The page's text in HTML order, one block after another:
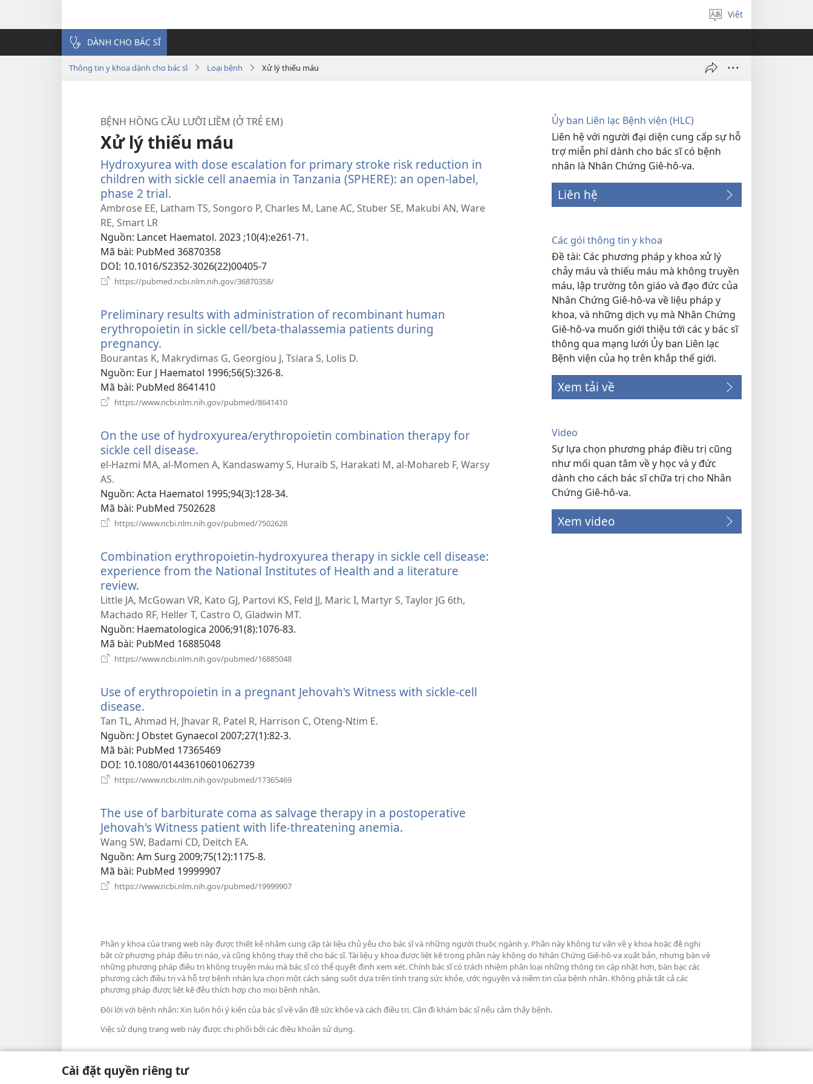
Cài đặt quyền riêng tư
Chọn
ngôn
Việt
DÀNH CHO BÁC SĨ
Thông tin y khoa dành cho bác sĩ Loại bệnh Xử lý thiếu máu
BỆNH HỒNG CẦU LƯỠI LIỀM (Ở TRẺ EM)
Xử lý thiếu máu
Hydroxyurea with dose escalation for primary stroke risk reduction in
children with sickle cell anaemia in Tanzania (SPHERE): an open-label,
phase 2 trial.
cửa
mới)
Ambrose EE, Latham TS, Songoro P, Charles M, Lane AC, Stuber SE, Makubi AN, Ware
RE, Smart LR
Nguồn‎: Lancet Haematol. 2023 ;10(4):e261-71.
Mã bài‎: PubMed 36870358
DOI‎: 10.1016/S2352-3026(22)00405-7
https://pubmed.ncbi.nlm.nih.gov/36870358/
mới)
Preliminary results with administration of recombinant human
erythropoietin in sickle cell/beta-thalassemia patients during
pregnancy.
cửa
sổ
mới)
Bourantas K, Makrydimas G, Georgiou J, Tsiara S, Lolis D.
Nguồn‎: Eur J Haematol 1996;56(5):326-8.
Mã bài‎: PubMed 8641410
https://www.ncbi.nlm.nih.gov/pubmed/8641410
mới)
On the use of hydroxyurea/erythropoietin combination therapy for
sickle cell disease.
cửa
mới)
el-Hazmi MA, al-Momen A, Kandaswamy S, Huraib S, Harakati M, al-Mohareb F, Warsy
AS.
Nguồn‎: Acta Haematol 1995;94(3):128-34.
Mã bài‎: PubMed 7502628
https://www.ncbi.nlm.nih.gov/pubmed/7502628
mới)
Combination erythropoietin-hydroxyurea therapy in sickle cell disease:
experience from the National Institutes of Health and a literature
review.
cửa
sổ
mới)
Little JA, McGowan VR, Kato GJ, Partovi KS, Feld JJ, Maric I, Martyr S, Taylor JG 6th,
Machado RF, Heller T, Castro O, Gladwin MT.
Nguồn‎: Haematologica 2006;91(8):1076-83.
Mã bài‎: PubMed 16885048
https://www.ncbi.nlm.nih.gov/pubmed/16885048
mới)
Use of erythropoietin in a pregnant Jehovah's Witness with sickle-cell
disease.
cửa
sổ
mới)
Tan TL, Ahmad H, Jhavar R, Patel R, Harrison C, Oteng-Ntim E.
Nguồn‎: J Obstet Gynaecol 2007;27(1):82-3.
Mã bài‎: PubMed 17365469
DOI‎: 10.1080/01443610601062739
https://www.ncbi.nlm.nih.gov/pubmed/17365469
mới)
The use of barbiturate coma as salvage therapy in a postoperative
Jehovah's Witness patient with life-threatening anemia.
Wang SW, Badami CD, Deitch EA.
Nguồn‎: Am Surg 2009;75(12):1175-8.
Mã bài‎: PubMed 19999907
https://www.ncbi.nlm.nih.gov/pubmed/19999907
Ủy ban Liên lạc Bệnh viện (HLC)
Liên hệ với người đại diện cung cấp sự hỗ
trợ miễn phí dành cho bác sĩ có bệnh
nhân là Nhân Chứng Giê-hô-va.
Liên hệ
Các gói thông tin y khoa
Đề tài: Các phương pháp y khoa xử lý
chảy máu và thiếu máu mà không truyền
máu, lập trường tôn giáo và đạo đức của
Nhân Chứng Giê-hô-va về liệu pháp y
khoa, và những dịch vụ mà Nhân Chứng
Giê-hô-va muốn giới thiệu tới các y bác sĩ
thông qua mạng lưới Ủy ban Liên lạc
Bệnh viện của họ trên khắp thế giới.
Xem tải về
Video
Sự lựa chọn phương pháp điều trị cũng
như mối quan tâm về y học và y đức
dành cho cách bác sĩ chữa trị cho Nhân
Chứng Giê-hô-va.
Xem video
Phần y khoa của trang web này được thiết kế nhằm cung cấp tài liệu chủ yếu cho bác sĩ và những người thuộc ngành y. Phần này không tư vấn về y khoa hoặc đề nghị
bất cứ phương pháp điều trị nào, và cũng không thay thế cho bác sĩ. Tài liệu y khoa được liệt kê trong phần này không do Nhân Chứng Giê-hô-va xuất bản, nhưng bàn về
những phương pháp điều trị không truyền máu mà bác sĩ có thể quyết định xem xét. Chính bác sĩ có trách nhiệm phân loại những thông tin cập nhật hơn, bàn bạc các
phương cách điều trị và hỗ trợ bệnh nhân lựa chọn một cách sáng suốt dựa trên tình trạng sức khỏe, ước nguyện và niềm tin của bệnh nhân. Không phải tất cả các
phương pháp được liệt kê đều thích hợp cho mọi bệnh nhân.
Đôi lời với bệnh nhân: Xin luôn hỏi ý kiến của bác sĩ về vấn đề sức khỏe và cách điều trị. Cần đi khám bác sĩ nếu cảm thấy bệnh.
Việc sử dụng trang web này được chi phối bởi các điều khoản sử dụng.